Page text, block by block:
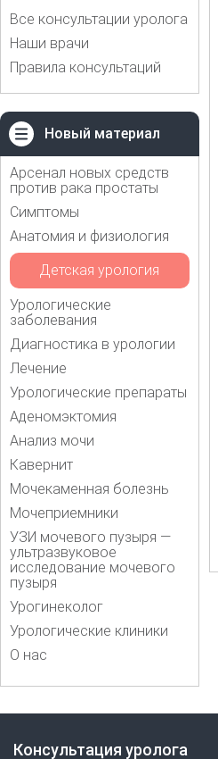
Все консультации уролога
Наши врачи
Правила консультаций
Новый материал
Арсенал новых средств
против рака простаты
Симптомы
Анатомия и физиология
Детская урология
Урологические
заболевания
Диагностика в урологии
Лечение
Урологические препараты
Аденомэктомия
Анализ мочи
Кавернит
Мочекаменная болезнь
Мочеприемники
УЗИ мочевого пузыря —
ультразвуковое
исследование мочевого
пузыря
Урогинеколог
Урологические клиники
О нас
Консультация уролога